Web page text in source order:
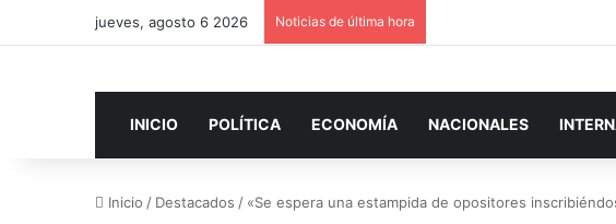
jueves, agosto 6 2026 Noticias de última hora
INICIO POLÍTICA ECONOMÍA NACIONALES
Inicio / Destacados / «Se espera una estampida de opositores